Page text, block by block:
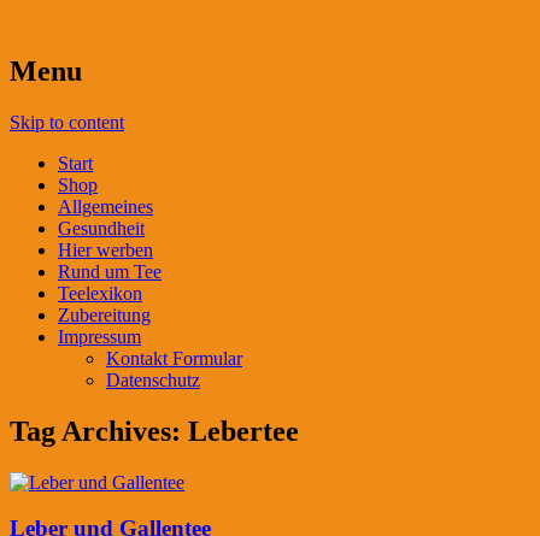
Menu
Skip to content
Start
Shop
Allgemeines
Gesundheit
Hier werben
Rund um Tee
Teelexikon
Zubereitung
Impressum
Kontakt Formular
Datenschutz
Tag Archives: Lebertee
Leber und Gallentee